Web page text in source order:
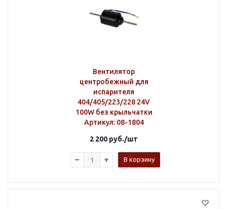
Вентилятор
центробежный для
испарителя
404/405/223/228 24V
100W без крыльчатки
Артикул: 08-1804
2 200 руб./шт
В корзину